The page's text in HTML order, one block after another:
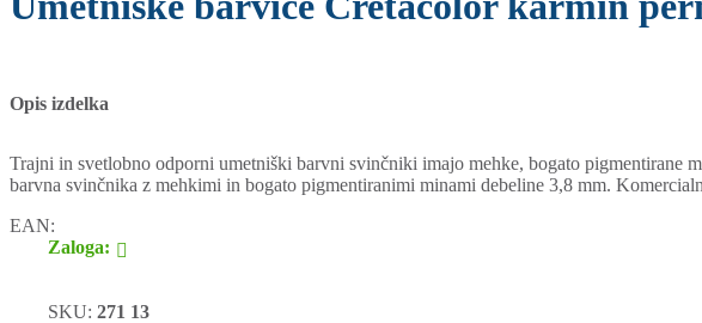
Opis izdelka
Trajni in svetlobno odporni umetniški barvni svinčniki imajo mehke, bogato pigmentirane
barvna svinčnika z mehkimi in bogato pigmentiranimi minami debeline 3,8 mm.
EAN:
Zaloga:
SKU: 271 13